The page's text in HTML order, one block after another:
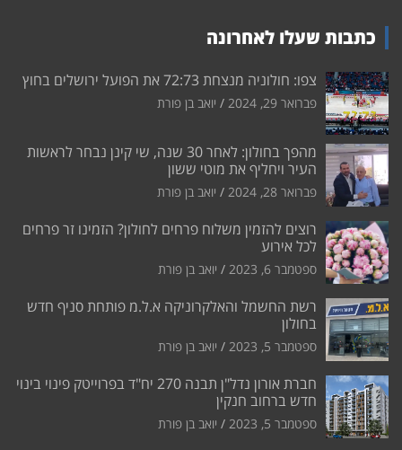
כתבות שעלו לאחרונה
צפו: חולוניה מנצחת 72:73 את הפועל ירושלים בחוץ
פברואר 29, 2024 יואב בן פורת
מהפך בחולון: לאחר 30 שנה, שי קינן נבחר לראשות
העיר ויחליף את מוטי ששון
פברואר 28, 2024 יואב בן פורת
רוצים להזמין משלוח פרחים לחולון? הזמינו זר פרחים
לכל אירוע
ספטמבר 6, 2023 יואב בן פורת
רשת החשמל והאלקרוניקה א.ל.מ פותחת סניף חדש
בחולון
ספטמבר 5, 2023 יואב בן פורת
חברת אורון נדל"ן תבנה 270 יח"ד בפרוייטק פינוי בינוי
חדש ברחוב חנקין
ספטמבר 5, 2023 יואב בן פורת